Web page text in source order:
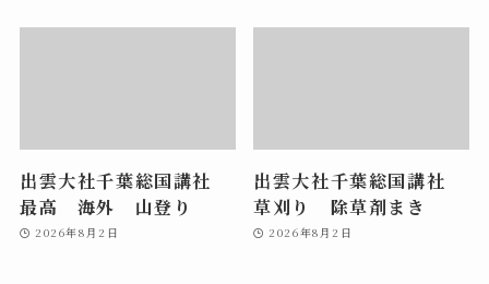
出雲大社千葉総国講社
最高 海外 山登り
2026年8月2日
出雲大社千葉総国講社
草刈り 除草剤まき
2026年8月2日